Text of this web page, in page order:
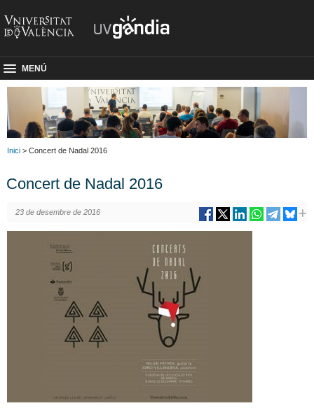
MENÚ
Inici > Concert de Nadal 2016
Concert de Nadal 2016
23 de desembre de 2016